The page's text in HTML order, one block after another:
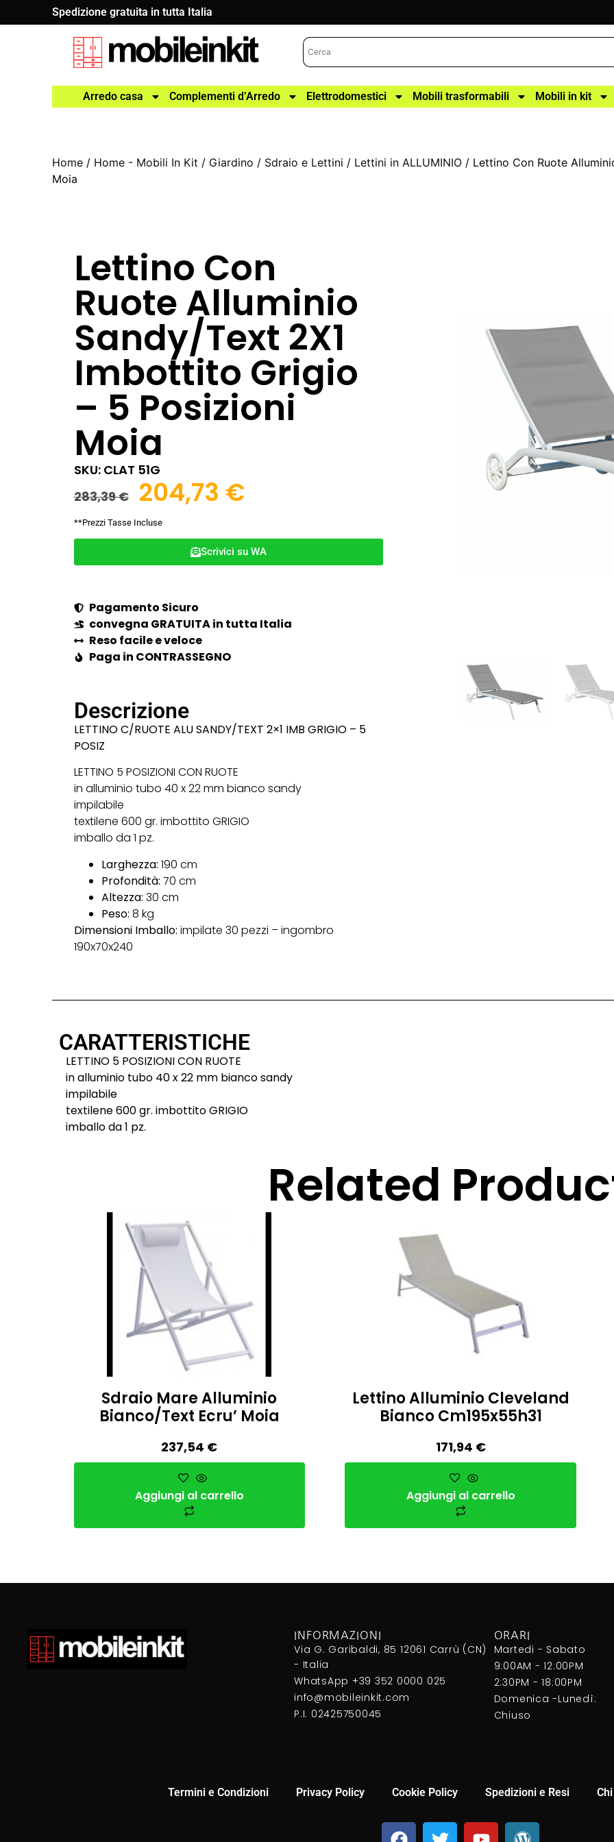
Spedizione gratuita in tutta Italia
Arredo casa Complementi d’Arredo Elettrodomestici Mobili trasformabili Mobili in kit
Home / Home - Mobili In Kit / Giardino / Sdraio e Lettini / Lettini in ALLUMINIO / Lettino Con Ruote
Moia
Lettino Con
Ruote Alluminio
Sandy/Text 2X1
Imbottito Grigio
– 5 Posizioni
Moia
SKU: CLAT 51G
283,39€ 204,73 €
**Prezzi Tasse Incluse
Scrivici su WA
Pagamento Sicuro
convegna GRATUITA in tutta Italia
Reso facile e veloce
Paga in CONTRASSEGNO
Descrizione
LETTINO C/RUOTE ALU SANDY/TEXT 2×1 IMB GRIGIO – 5
POSIZ
LETTINO 5 POSIZIONI CON RUOTE
in alluminio tubo 40 x 22 mm bianco sandy
impilabile
textilene 600 gr. imbottito GRIGIO
imballo da 1 pz.
Larghezza: 190 cm
Profondità: 70 cm
Altezza: 30 cm
Peso: 8 kg
Dimensioni Imballo: impilate 30 pezzi – ingombro
190x70x240
CARATTERISTICHE
LETTINO 5 POSIZIONI CON RUOTE
in alluminio tubo 40 x 22 mm bianco sandy
impilabile
textilene 600 gr. imbottito GRIGIO
imballo da 1 pz.
Related
Sdraio Mare Alluminio
Bianco/Text Ecru’ Moia
237,54 €
Aggiungi al carrello
Lettino Alluminio Cleveland
Bianco Cm195x55h31
171,94 €
Aggiungi al carrello
INFORMAZIONI
Via G. Garibaldi, 85 12061 Carrù (CN)
- Italia
WhatsApp +39 352 0000 025
info@mobileinkit.com
P.I. 02425750045
ORARI
Martedi - Sabato
9:00AM - 12:00PM
2:30PM - 18:00PM
Domenica -Lunedì:
Chiuso
Termini e Condizioni Privacy Policy Cookie Policy Spedizioni e Resi